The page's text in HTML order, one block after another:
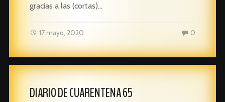
gracias a las (cortas)…
17 mayo, 2020 0
DIARIO DE CUARENTENA 65